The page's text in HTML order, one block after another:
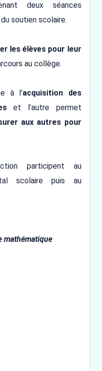
deux séances
soutien scolaire.
les élèves pour leur
au collège.
à l’acquisition des
et l’autre permet
aux autres pour
participent au
scolaire puis au
mathématique